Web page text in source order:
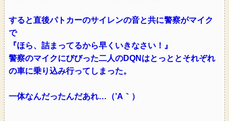
すると直後パトカーのサイレンの音と共に警察がマイク
で
『ほら、詰まってるから早くいきなさい！』
警察のマイクにびびった二人のDQNはとっととそれぞれ
の車に乗り込み行ってしまった。
一体なんだったんだあれ…（’A｀）